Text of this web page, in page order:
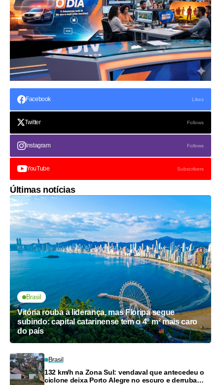
Facebook Likes
Twitter Follows
Instagram Follows
YouTube Subscribers
Últimas notícias
Brasil
Vitória rouba a liderança, mas Floripa segue
subindo: capital catarinense tem o 4º m² mais caro
do país
Brasil
132 km/h na Zona Sul: vendaval que antecedeu o
ciclone deixa Porto Alegre no escuro e derruba